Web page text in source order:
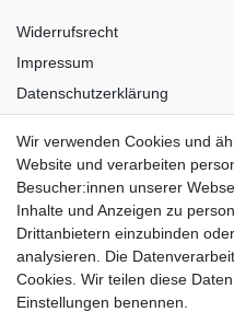
Widerrufsrecht
Impressum
Datenschutzerklärung
Versandkosten
Barrierefreiheit
Anleitungen
Vertrag widerrufen
PARTNER
Wir verwenden Cookies und
Website und verarbeiten
Besucher:innen unserer
Inhalte und Anzeigen zu
Drittanbietern einzubinden
analysieren. Die
Cookies. Wir teilen diese
Einstellungen benennen.